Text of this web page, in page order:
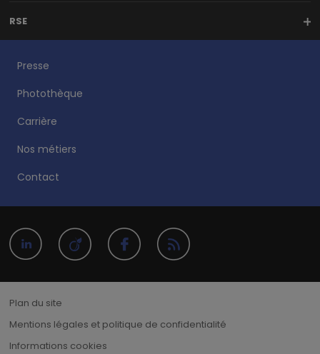
RSE
Presse
Photothèque
Carrière
Nos métiers
Contact
Plan du site
Mentions légales et politique de confidentialité
Informations cookies